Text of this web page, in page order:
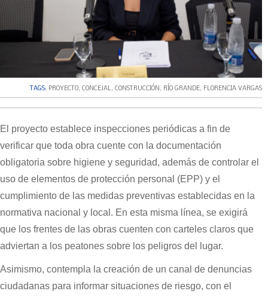
TAGS: PROYECTO, CONCEJAL, CONSTRUCCIÓN , RÍO GRANDE, FLORENCIA VARGAS
El proyecto establece inspecciones periódicas a fin de
verificar que toda obra cuente con la documentación
obligatoria sobre higiene y seguridad, además de controlar el
uso de elementos de protección personal (EPP) y el
cumplimiento de las medidas preventivas establecidas en la
normativa nacional y local. En esta misma línea, se exigirá
que los frentes de las obras cuenten con carteles claros que
adviertan a los peatones sobre los peligros del lugar.
Asimismo, contempla la creación de un canal de denuncias
ciudadanas para informar situaciones de riesgo, con el